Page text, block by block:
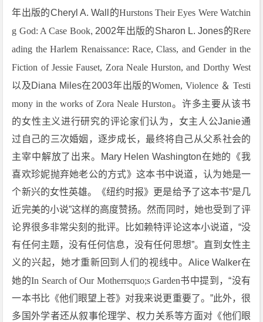
年出版的Cheryl A. Wall的Hurstons Their Eyes Were Watchin
g God: A Case Book, 2002年出版的Sharon L. Jones的Rere
ading the Harlem Renaissance: Race, Class, and Gender in the
Fiction of Jessie Fauset, Zora Neale Hurston, and Dorthy West
以及Diana Miles在2003年出版的Women, Violence ＆ Testi
mony in the works of Zora Neale Hurston。许多主要从该书
的女性主义进行研究的评论家们认为，女主人公Janie通
过自己的三次婚姻，逐步成长，最终将自己从父系社会的
主宰中解放了出来。Mary Helen Washington在她的《我
喜欢珍妮抛弃她老公的方式》这本书中说道，认为她是一
个新兴的女性英雄。《纽约时报》更是给予了这本书“是几
近完美的小说”这样的高度赞扬。然而同时，她也受到了评
论界很多非常尖刻的批评。比如赖特评论这本小说道，“没
有任何主题，没有任何信息，没有任何思想”。直到女性主
义的兴起，她才重新回到人们的视线中。Alice Walker在
她的In Search of Our Motherrsquo;s Garden书中提到，“没有
一本书比《他们眼望上苍》对我来说更重要了。”此外，很
多国外学者还从叙事伦理学、权力关系等方面对《他们眼